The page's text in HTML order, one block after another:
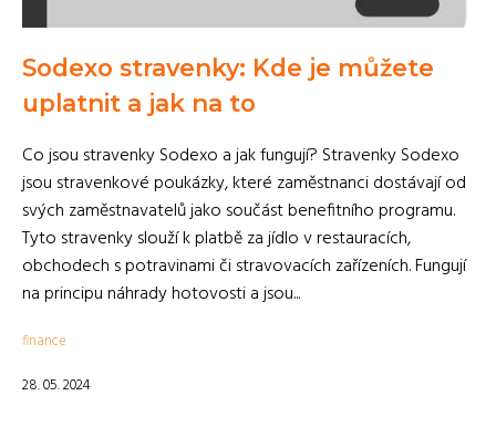
Sodexo stravenky: Kde je můžete
uplatnit a jak na to
Co jsou stravenky Sodexo a jak fungují? Stravenky Sodexo
jsou stravenkové poukázky, které zaměstnanci dostávají od
svých zaměstnavatelů jako součást benefitního programu.
Tyto stravenky slouží k platbě za jídlo v restauracích,
obchodech s potravinami či stravovacích zařízeních. Fungují
na principu náhrady hotovosti a jsou...
finance
28. 05. 2024